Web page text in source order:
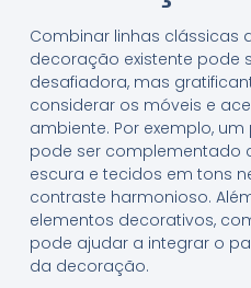
Combinar linhas clássicas
decoração existente pode
desafiadora, mas
considerar os móveis e
ambiente. Por exemplo,
pode ser complementado
escura e tecidos em tons
contraste harmonioso.
elementos decorativos,
pode ajudar a integrar o
da decoração.